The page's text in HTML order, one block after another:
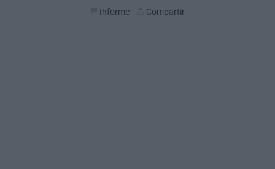
Informe
Compartir